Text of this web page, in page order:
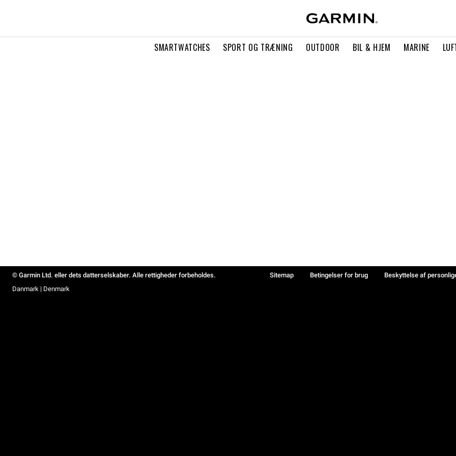
SMARTWATCHES SPORT OG TRÆNING OUTDOOR BIL & HJEM MARINE
© Garmin Ltd. eller dets datterselskaber. Alle rettigheder forbeholdes. Sitemap Betingelser for brug Beskyttelse af
Danmark | Denmark